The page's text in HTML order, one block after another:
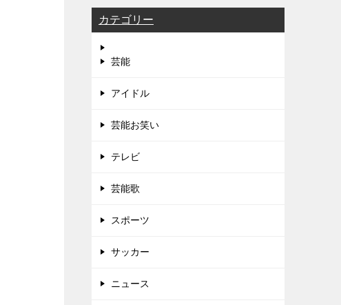
カテゴリー
芸能
アイドル
芸能お笑い
テレビ
芸能歌
スポーツ
サッカー
ニュース